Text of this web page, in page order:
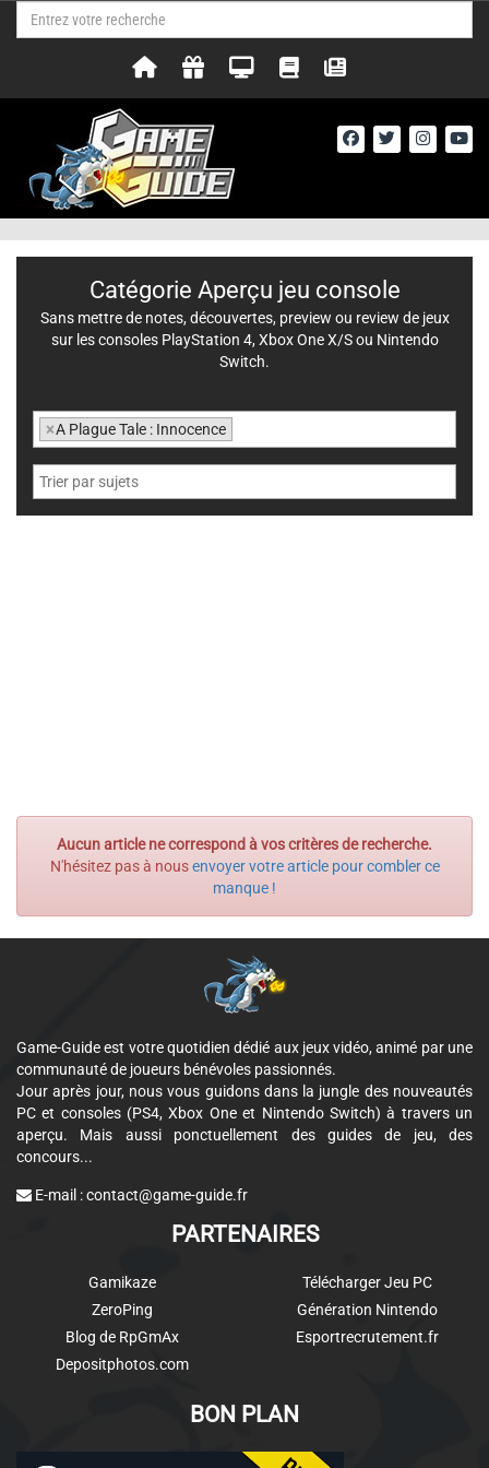
Aucun article ne correspond à vos critères de recherche.
N'hésitez pas à nousenvoyer votre article pour combler ce
manque !
Catégorie Aperçu jeu console
Sans mettre de notes, découvertes, preview ou review de jeux
sur les consoles PlayStation 4, Xbox One X/S ou Nintendo
Switch.
×A Plague Tale : Innocence
Game-Guide est votre quotidien dédié aux jeux vidéo, animé par une
communauté de joueurs bénévoles passionnés.
Jour après jour, nous vous guidons dans la jungle des nouveautés
PC et consoles (PS4, Xbox One et Nintendo Switch) à travers un
aperçu. Mais aussi ponctuellement des guides de jeu, des
concours...
E-mail :contact@game-guide.fr
PARTENAIRES
Gamikaze
ZeroPing
Blog de RpGmAx
Depositphotos.com
Télécharger Jeu PC
Génération Nintendo
Esportrecrutement.fr
BON PLAN